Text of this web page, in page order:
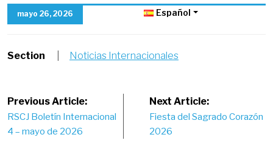
mayo 26, 2026 Español
Section Noticias Internacionales
Post
navigation
Previous Article:
RSCJ Boletín Internacional
4 – mayo de 2026
Next Article:
Fiesta del Sagrado Corazón
2026